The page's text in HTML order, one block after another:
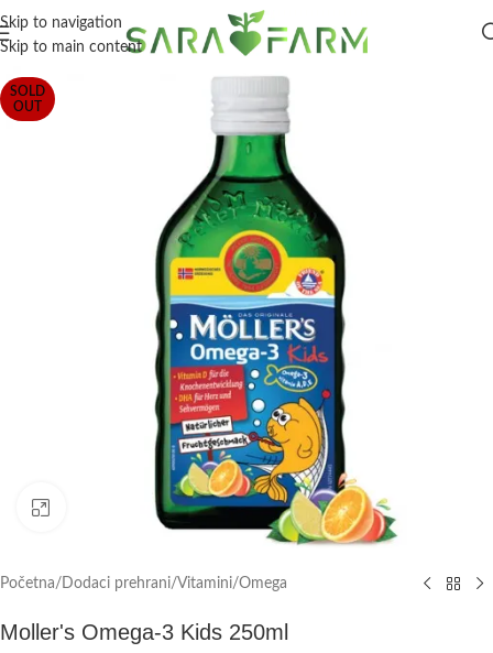
Skip to navigation
Skip to main content
SOLD
OUT
Click to enlarge
Početna/ Dodaci prehrani/Vitamini/Omega
Moller's Omega-3 Kids 250ml